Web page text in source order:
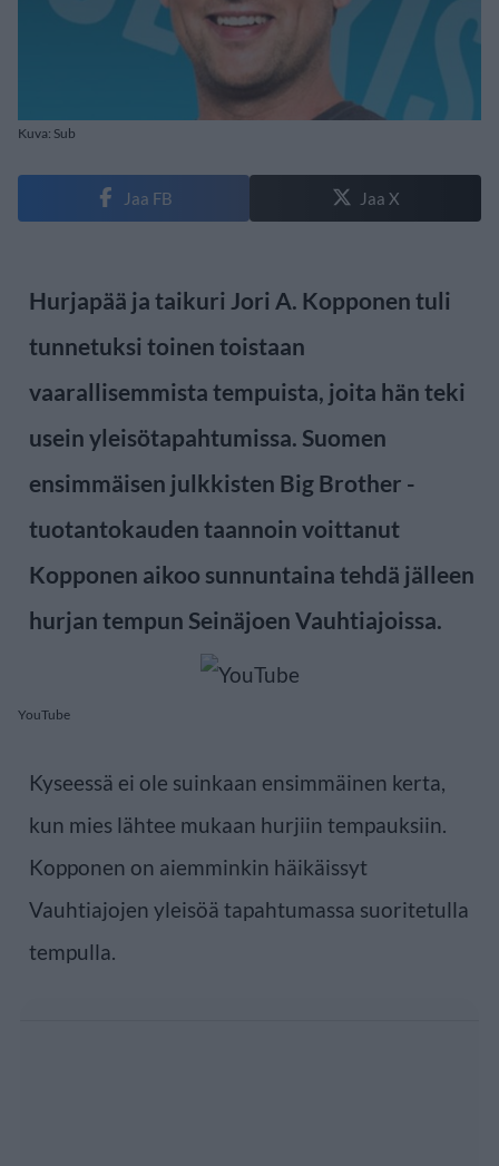
Kuva: Sub
Jaa FB Jaa X
Hurjapää ja taikuri Jori A. Kopponen tuli
tunnetuksi toinen toistaan
vaarallisemmista tempuista, joita hän teki
usein yleisötapahtumissa. Suomen
ensimmäisen julkkisten Big Brother -
tuotantokauden taannoin voittanut
Kopponen aikoo sunnuntaina tehdä jälleen
hurjan tempun Seinäjoen Vauhtiajoissa.
YouTube
Kyseessä ei ole suinkaan ensimmäinen kerta,
kun mies lähtee mukaan hurjiin tempauksiin.
Kopponen on aiemminkin häikäissyt
Vauhtiajojen yleisöä tapahtumassa suoritetulla
tempulla.